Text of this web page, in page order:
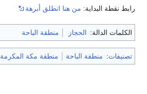
رابط نقطة البداية: من هنا انطلق أبرهة
الكلمات الدالة: الحجاز منطقة الباحة
تصنيفات: منطقة الباحة منطقة مكة المكرمة